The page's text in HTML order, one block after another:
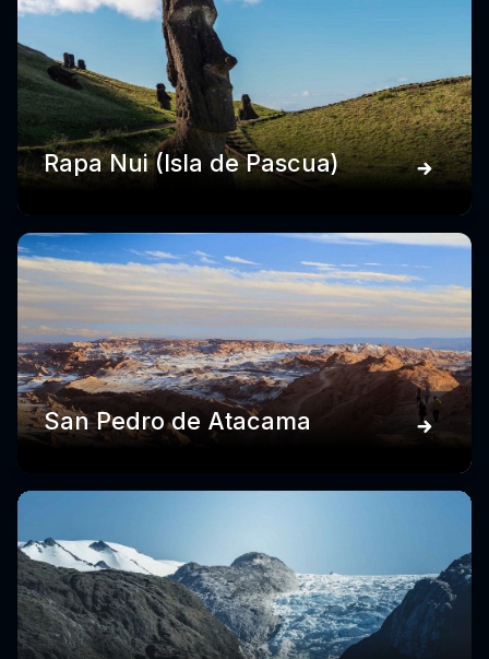
Rapa Nui (Isla de Pascua)
San Pedro de Atacama